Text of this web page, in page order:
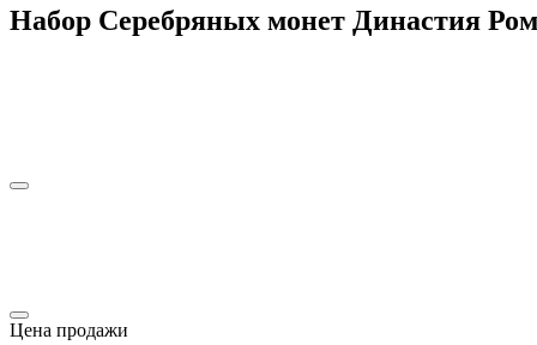
Набор Серебряных монет Династия
Цена продажи